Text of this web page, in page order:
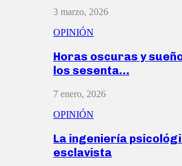
3 marzo, 2026
OPINIÓN
Horas oscuras y
los sesenta…
7 enero, 2026
OPINIÓN
La ingeniería
esclavista